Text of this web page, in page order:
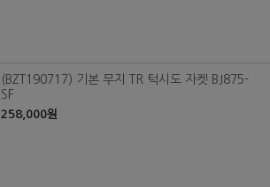
(BZT190717) 기본 무지 TR 턱시도 자켓 BJ875-
SF
258,000원